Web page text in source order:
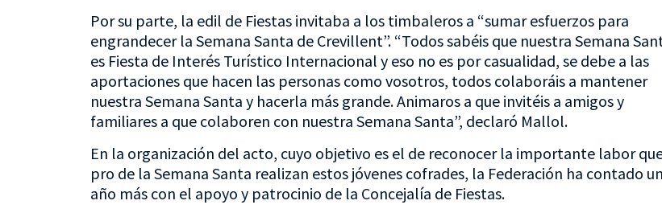
Por su parte, la edil de Fiestas invitaba a los timbaleros a “sumar esfuerzos para
engrandecer la Semana Santa de Crevillent”. “Todos sabéis que nuestra Semana
es Fiesta de Interés Turístico Internacional y eso no es por casualidad, se debe a las
aportaciones que hacen las personas como vosotros, todos colaboráis a mantener
nuestra Semana Santa y hacerla más grande. Animaros a que invitéis a amigos y
familiares a que colaboren con nuestra Semana Santa”, declaró Mallol.
En la organización del acto, cuyo objetivo es el de reconocer la importante labor
pro de la Semana Santa realizan estos jóvenes cofrades, la Federación ha contado un
año más con el apoyo y patrocinio de la Concejalía de Fiestas.